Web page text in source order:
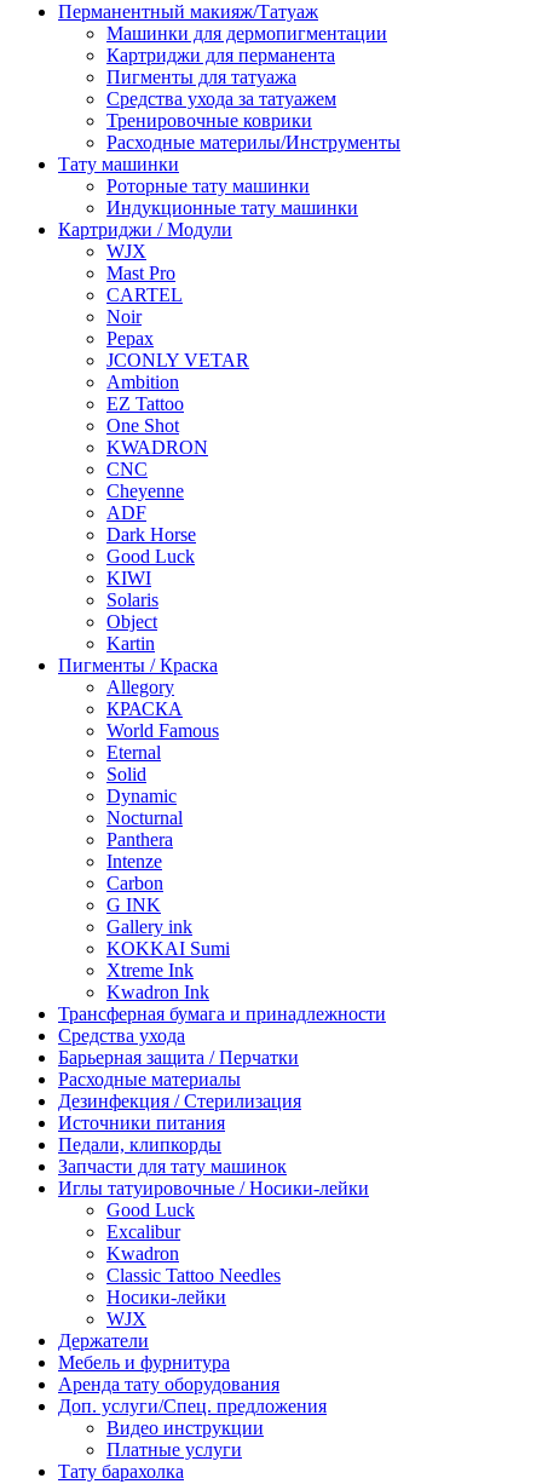
Перманентный макияж/Татуаж
Машинки для дермопигментации
Картриджи для перманента
Пигменты для татуажа
Средства ухода за татуажем
Тренировочные коврики
Расходные материлы/Инструменты
Тату машинки
Роторные тату машинки
Индукционные тату машинки
Картриджи / Модули
WJX
Mast Pro
CARTEL
Noir
Pepax
JCONLY VETAR
Ambition
EZ Tattoo
One Shot
KWADRON
CNC
Cheyenne
ADF
Dark Horse
Good Luck
KIWI
Solaris
Object
Kartin
Пигменты / Краска
Allegory
КРАСКА
World Famous
Eternal
Solid
Dynamic
Nocturnal
Panthera
Intenze
Carbon
G INK
Gallery ink
KOKKAI Sumi
Xtreme Ink
Kwadron Ink
Трансферная бумага и принадлежности
Средства ухода
Барьерная защита / Перчатки
Расходные материалы
Дезинфекция / Стерилизация
Источники питания
Педали, клипкорды
Запчасти для тату машинок
Иглы татуировочные / Носики-лейки
Good Luck
Excalibur
Kwadron
Classic Tattoo Needles
Носики-лейки
WJX
Держатели
Мебель и фурнитура
Аренда тату оборудования
Доп. услуги/Спец. предложения
Видео инструкции
Платные услуги
Тату барахолка